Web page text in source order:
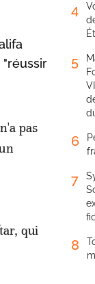
pas
qui
4
5
6
7
8